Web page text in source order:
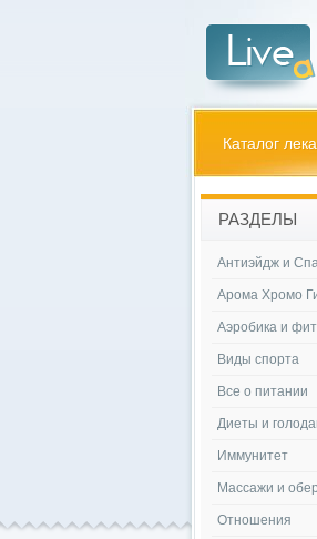
Каталог
РАЗДЕЛЫ
Антиэйдж и Спа
Арома Хромо
Аэробика и
Виды спорта
Все о питании
Диеты и
Иммунитет
Массажи и
Отношения